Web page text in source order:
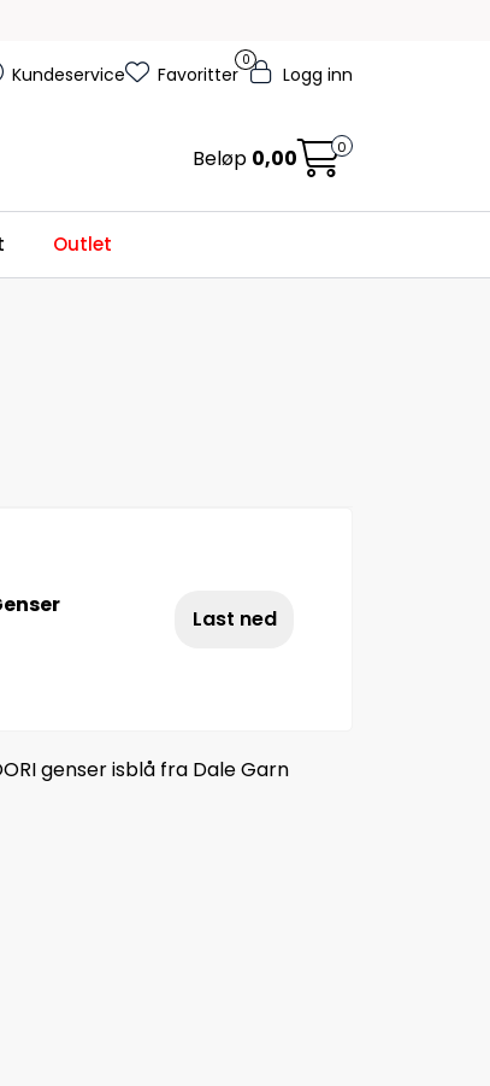
Kundeservice
0
Favoritter Logg inn
Beløp 0,00 0
Outlet
Last ned
genser isblå fra Dale Garn